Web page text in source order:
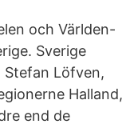
och Världen-
Sverige
Löfven,
Halland,
end de